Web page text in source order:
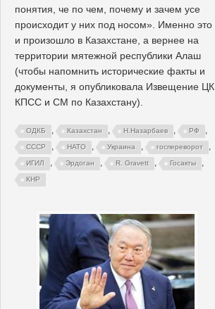
понятия, че по чем, почему и зачем усе
происходит у них под носом». Именно это
и произошло в Казахстане, а вернее на
территории мятежной республики Алаш
(чтобы напомнить исторические факты и
документы, я опубликовала Извещение ЦК
КПСС и СМ по Казахстану).
ОДКБ , Казахстан , Н.Назарбаев , РФ ,
СССР , НАТО , Украина , госпереворот ,
ИГИЛ , Эрдоган , R. Gravett , Госакты ,
КНР